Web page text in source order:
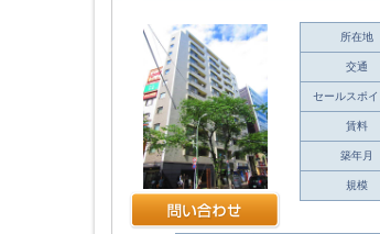
所在地
交通
セールスポイ
賃料
築年月
規模